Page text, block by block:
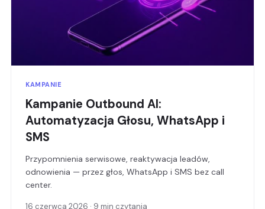
KAMPANIE
Kampanie Outbound AI:
Automatyzacja Głosu, WhatsApp i
SMS
Przypomnienia serwisowe, reaktywacja leadów,
odnowienia — przez głos, WhatsApp i SMS bez call
center.
16 czerwca 2026 · 9 min czytania